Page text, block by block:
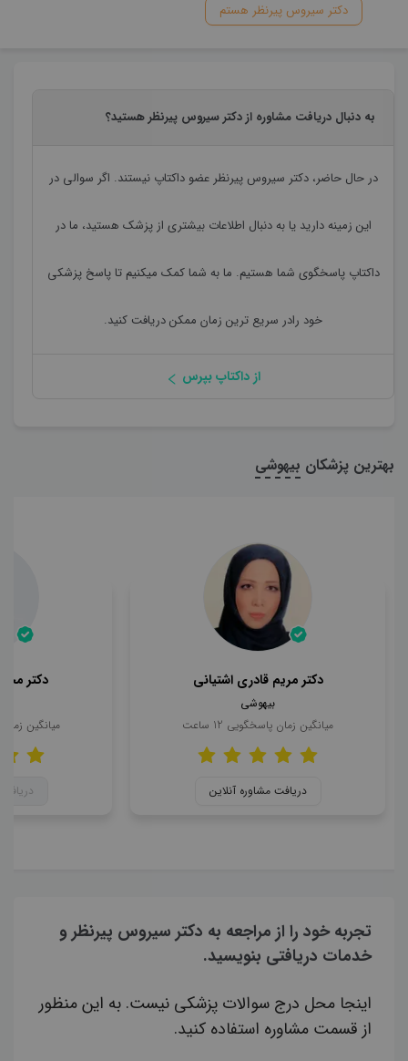
دکتر سیروس پیرنظر هستم
به دنبال دریافت مشاوره از دکتر سیروس پیرنظر هستید؟
در حال حاضر،دکتر سیروس پیرنظرعضو داکتاپ نیستند. اگر سوالی در
این زمینه دارید یا به دنبال اطلاعات بیشتری از پزشک هستید، ما در
داکتاپ پاسخگوی شما هستیم. ما به شما کمک میکنیم تا پاسخ پزشکی
خود رادر سریع ترین زمان ممکن دریافت کنید.
از داکتاپ بپرس
بهترین پزشکان بیهوشی
دکتر مریم قادری اشتیانی
بیهوشی
میانگین زمان پاسخگویی 12 ساعت
دریافت مشاوره آنلاین
دکتر
میانگین
تجربه خود را از مراجعه به دکتر سیروس پیرنظر و
خدمات دریافتی بنویسید.
اینجا محل درج سوالات پزشکی نیست. به این منظور
از قسمت مشاوره استفاده کنید.